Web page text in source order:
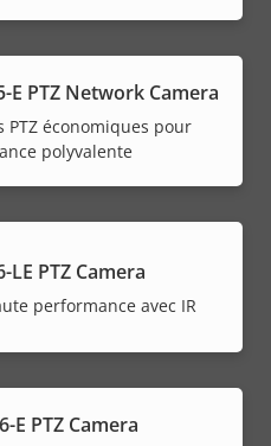
E PTZ Network Camera
PTZ économiques pour
polyvalente
LE PTZ Camera
performance avec IR
E PTZ Camera